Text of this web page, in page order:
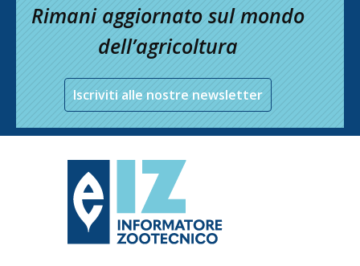
Rimani aggiornato sul mondo
dell’agricoltura
Iscriviti alle nostre newsletter